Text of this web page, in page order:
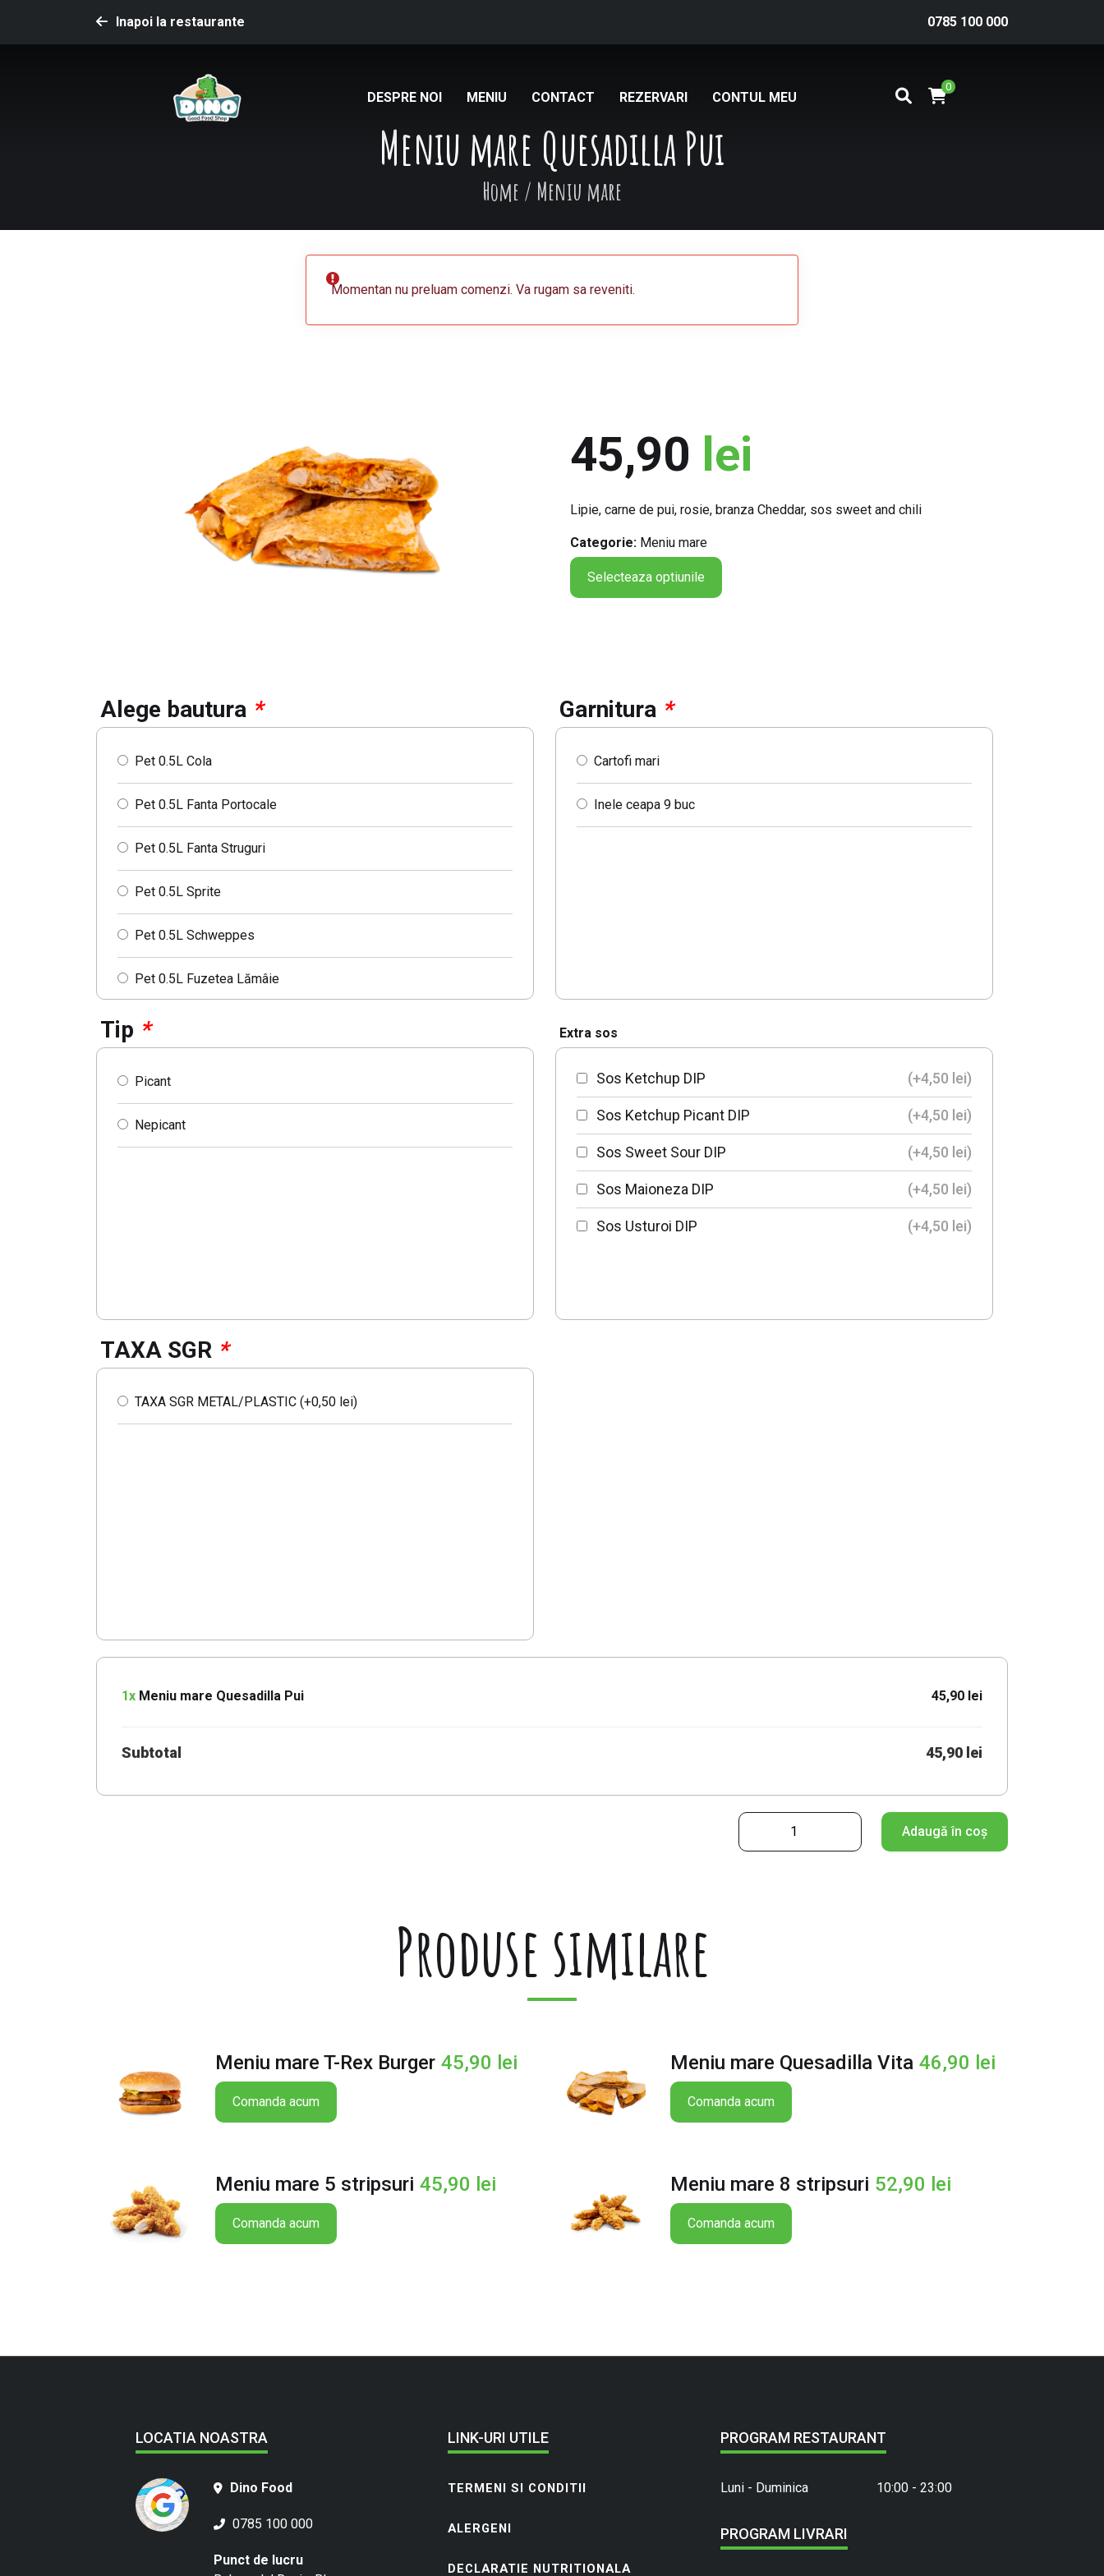
Inapoi la restaurante 0785 100 000
DESPRE NOI MENIU CONTACT REZERVARI CONTUL MEU
0
Meniu mare Quesadilla Pui
Home / Meniu mare
Momentan nu preluam comenzi. Va rugam sa reveniti.
45,90 lei
Lipie, carne de pui, rosie, branza Cheddar, sos sweet and chili
Categorie: Meniu mare
Selecteaza optiunile
Alege bautura *
Pet 0.5L Cola
Pet 0.5L Fanta Portocale
Pet 0.5L Fanta Struguri
Pet 0.5L Sprite
Pet 0.5L Schweppes
Pet 0.5L Fuzetea Lămâie
Pet 0.5L Fuzetea Piersici
Pet 0.5L Cappy Nectar Piersici
Pet 0.5L Cappy Nectar Portocale
Garnitura *
Cartofi mari
Inele ceapa 9 buc
Tip *
Picant
Nepicant
Extra sos
Sos Ketchup DIP (+4,50 lei)
Sos Ketchup Picant DIP (+4,50 lei)
Sos Sweet Sour DIP (+4,50 lei)
Sos Maioneza DIP (+4,50 lei)
Sos Usturoi DIP (+4,50 lei)
TAXA SGR *
TAXA SGR METAL/PLASTIC (+0,50 lei)
1x Meniu mare Quesadilla Pui 45,90 lei
Subtotal 45,90 lei
C
a
i
m
u
a
Adaugă în coș
Produse similare
Meniu mare T-Rex Burger 45,90 lei
Comanda acum
Meniu mare Quesadilla Vita 46,90 lei
Comanda acum
Meniu mare 5 stripsuri 45,90 lei
Comanda acum
Meniu mare 8 stripsuri 52,90 lei
Comanda acum
LOCATIA NOASTRA
Dino Food
0785 100 000
Punct de lucru
LINK-URI UTILE
TERMENI SI CONDITII
ALERGENI
DECLARATIE NUTRITIONALA
PROGRAM RESTAURANT
Luni - Duminica 10:00 - 23:00
PROGRAM LIVRARI